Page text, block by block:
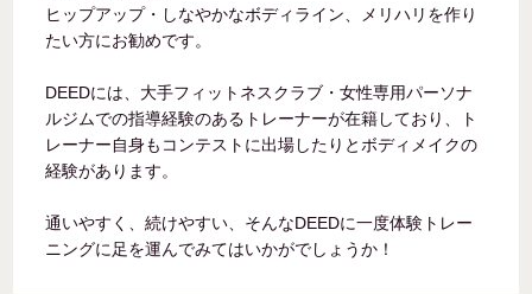
ヒップアップ・しなやかなボディライン、メリハリを作り
たい方にお勧めです。
DEEDには、大手フィットネスクラブ・女性専用パーソナ
ルジムでの指導経験のあるトレーナーが在籍しており、ト
レーナー自身もコンテストに出場したりとボディメイクの
経験があります。
通いやすく、続けやすい、そんなDEEDに一度体験トレー
ニングに足を運んでみてはいかがでしょうか！